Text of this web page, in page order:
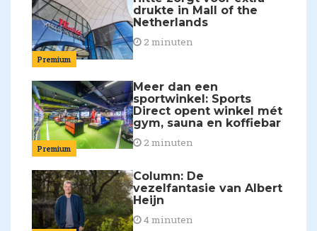
Premium
drukte in Mall of the
Netherlands
2 minuten
Premium
Meer dan een
sportwinkel: Sports
Direct opent winkel mét
gym, sauna en koffiebar
2 minuten
Column: De
vezelfantasie van Albert
Heijn
4 minuten